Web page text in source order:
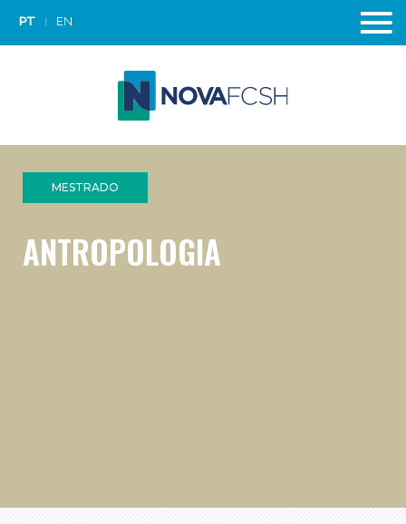
PT EN
MESTRADO
ANTROPOLOGIA